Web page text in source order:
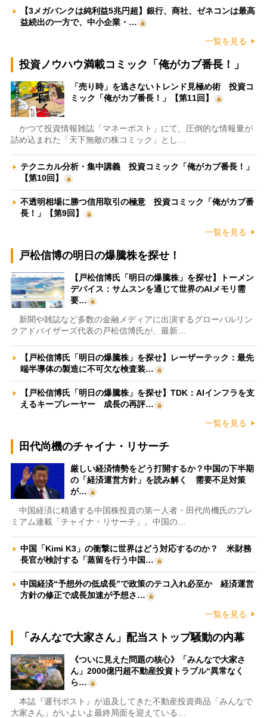
【3メガバンクは純利益5兆円超】銀行、商社、ゼネコンは最高
益続出の一方で、中小企業・…
一覧を見る
投資ノウハウ満載コミック「俺がカブ番長！」
「売り時」を逃さないトレンド見極め術 投資コ
ミック「俺がカブ番長！」【第11回】
かつて投資情報雑誌「マネーポスト」にて、圧倒的な情報量が
詰め込まれた「天下無敵の株コミック」とし…
テクニカル分析・集中講義 投資コミック「俺がカブ番長！」
【第10回】
不透明相場に勝つ信用取引の極意 投資コミック「俺がカブ番
長！」【第9回】
一覧を見る
戸松信博の明日の爆騰株を探せ！
【戸松信博氏「明日の爆騰株」を探せ】トーメン
デバイス：サムスンを通じて世界のAIメモリ需
要…
新聞や雑誌など多数の金融メディアに出演するグローバルリン
クアドバイザーズ代表の戸松信博氏が、最新…
【戸松信博氏「明日の爆騰株」を探せ】レーザーテック：最先
端半導体の製造に不可欠な検査装…
【戸松信博氏「明日の爆騰株」を探せ】TDK：AIインフラを支
えるキープレーヤー 成長の再評…
一覧を見る
田代尚機のチャイナ・リサーチ
厳しい経済情勢をどう打開するか？中国の下半期
の「経済運営方針」を読み解く 需要不足対策
が…
中国経済に精通する中国株投資の第一人者・田代尚機氏のプレ
ミアム連載「チャイナ・リサーチ」。中国の…
中国「Kimi K3」の衝撃に世界はどう対応するのか？ 米財務
長官が検討する「蒸留を行う中国…
中国経済“予想外の低成長”で政策のテコ入れ必至か 経済運営
方針の修正で成長加速が予想さ…
一覧を見る
「みんなで大家さん」配当ストップ騒動の内幕
《ついに見えた問題の核心》「みんなで大家さ
ん」2000億円超不動産投資トラブル“異常なく
ら…
本誌『週刊ポスト』が追及してきた不動産投資商品「みんなで
大家さん」がいよいよ最終局面を迎えている…